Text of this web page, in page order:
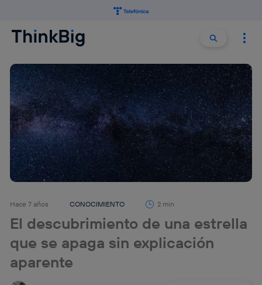
Buscar
Hace 7 años CONOCIMIENTO 2 min
El descubrimiento de una estrella
que se apaga sin explicación
aparente